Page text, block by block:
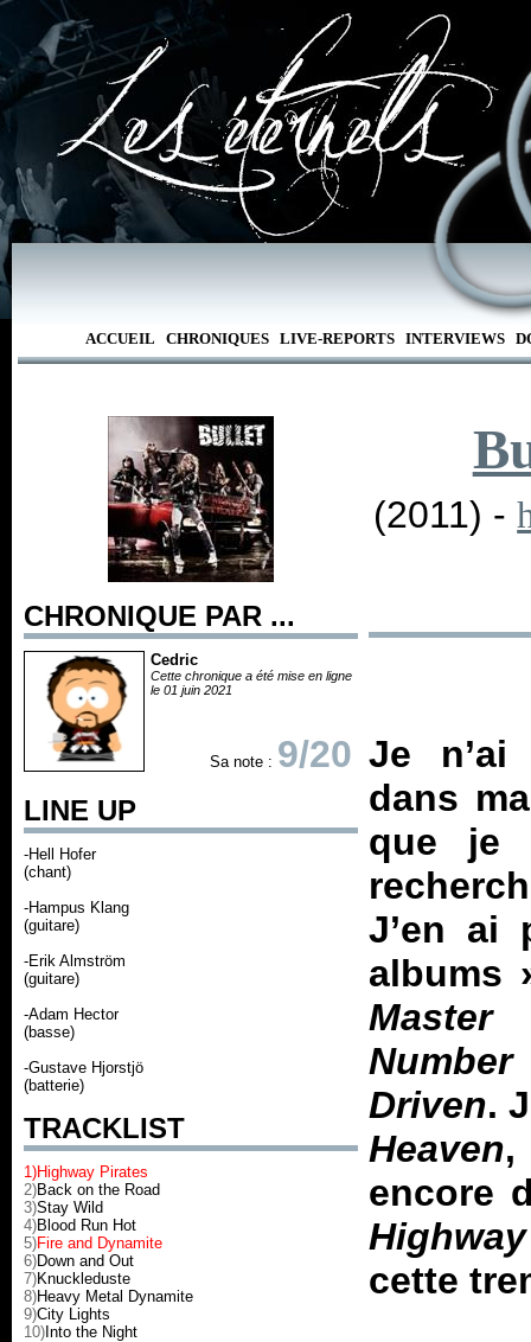
ACCUEIL CHRONIQUES LIVE-REPORTS INTERVIEWS
CHRONIQUE PAR ...
Cedric
Cette chronique a été mise en ligne
le 01 juin 2021
Sa note : 9/20
LINE UP
-Hell Hofer
(chant)
-Hampus Klang
(guitare)
-Erik Almström
(guitare)
-Adam Hector
(basse)
-Gustave Hjorstjö
(batterie)
TRACKLIST
1)Highway Pirates
2)Back on the Road
3)Stay Wild
4)Blood Run Hot
5)Fire and Dynamite
6)Down and Out
7)Knuckleduste
8)Heavy Metal Dynamite
9)City Lights
10) Into the Night
(2011) -
Je n’ai
dans
que je
J’en ai
albums
Master
Driven.
Heaven
encore
cette